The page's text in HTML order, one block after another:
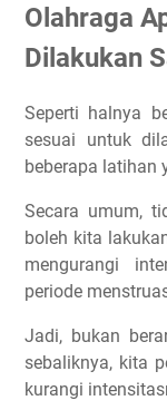
Olahraga
Dilakukan
Seperti halnya
sesuai untuk
beberapa latihan
Secara umum,
boleh kita
mengurangi
periode
Jadi, bukan
sebaliknya, kita
kurangi